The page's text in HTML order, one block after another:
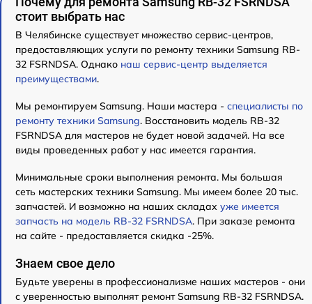
стоит выбрать нас
В Челябинске существует множество сервис-центров,
предоставляющих услуги по ремонту техники Samsung RB-
32 FSRNDSA. Однако наш сервис-центр выделяется
преимуществами.
Мы ремонтируем Samsung. Наши мастера - специалисты по
ремонту техники Samsung. Восстановить модель RB-32
FSRNDSA для мастеров не будет новой задачей. На все
виды проведенных работ у нас имеется гарантия.
Минимальные сроки выполнения ремонта. Мы большая
сеть мастерских техники Samsung. Мы имеем более 20 тыс.
запчастей. И возможно на наших складах уже имеется
запчасть на модель RB-32 FSRNDSA. При заказе ремонта
на сайте - предоставляется скидка -25%.
Знаем свое дело
Будьте уверены в профессионализме наших мастеров - они
с уверенностью выполнят ремонт Samsung RB-32 FSRNDSA.